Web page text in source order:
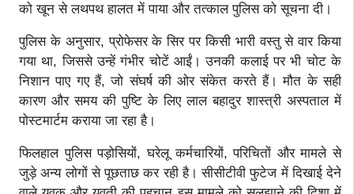
को खून से लथपथ हालत में पाया और तत्काल पुलिस को सूचना दी।
पुलिस के अनुसार, प्रोफेसर के सिर पर किसी भारी वस्तु से वार किया
गया था, जिससे उन्हें गंभीर चोटें आईं। उनकी कलाई पर भी चोट के
निशान पाए गए हैं, जो संघर्ष की ओर संकेत करते हैं। मौत के सही
कारण और समय की पुष्टि के लिए लाल बहादुर शास्त्री अस्पताल में
पोस्टमार्टम कराया जा रहा है।
फिलहाल पुलिस पड़ोसियों, घरेलू कर्मचारियों, परिचितों और मामले से
जुड़े अन्य लोगों से पूछताछ कर रही है। सीसीटीवी फुटेज में दिखाई देने